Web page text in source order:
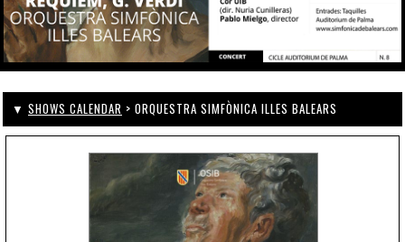
▼ SHOWS CALENDAR > ORQUESTRA SIMFÒNICA ILLES BALEARS